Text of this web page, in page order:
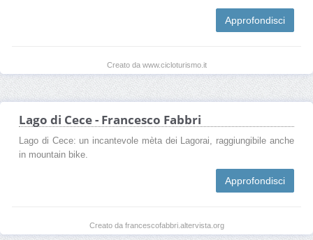
Approfondisci
Creato da www.cicloturismo.it
Lago di Cece - Francesco Fabbri
Lago di Cece: un incantevole mèta dei Lagorai, raggiungibile anche
in mountain bike.
Approfondisci
Creato da francescofabbri.altervista.org